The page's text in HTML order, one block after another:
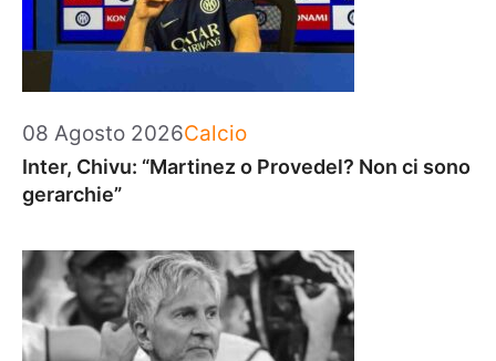
08 Agosto 2026Categorie
Calcio
Inter, Chivu: “Martinez o Provedel? Non ci sono
gerarchie”